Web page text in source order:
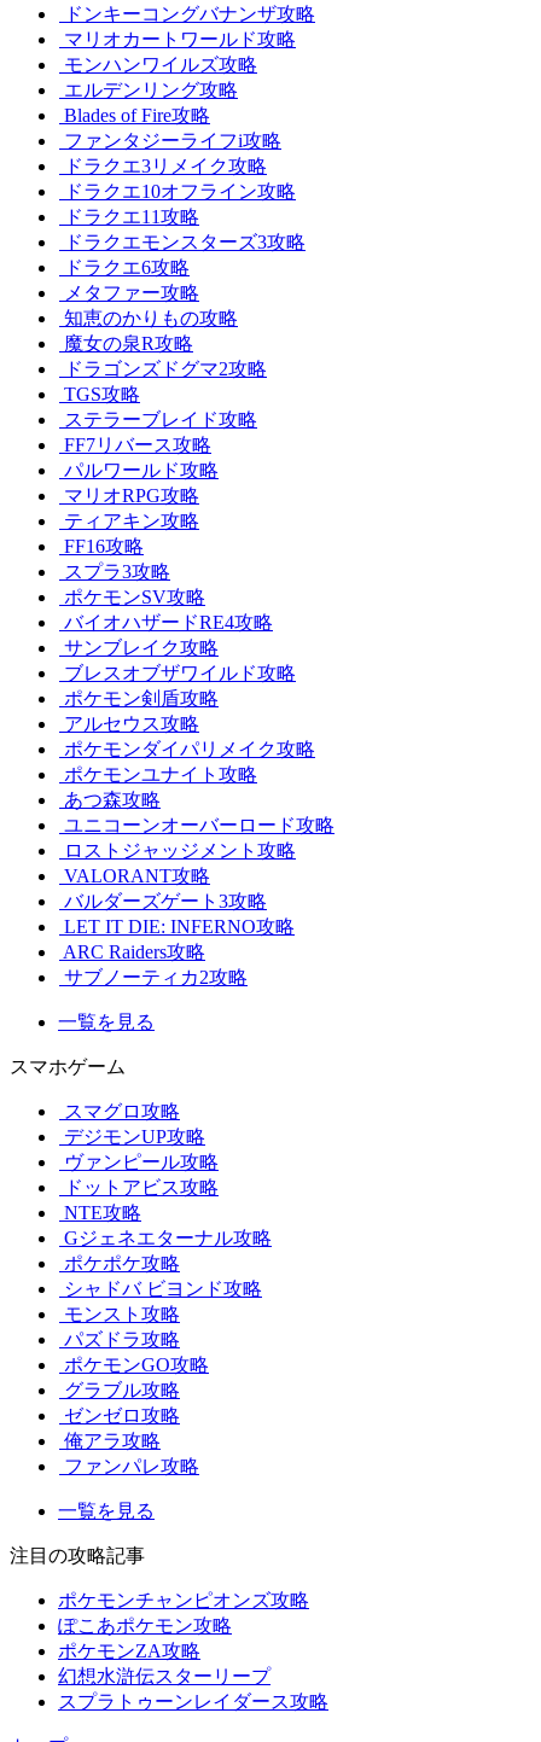
ドンキーコングバナンザ攻略
マリオカートワールド攻略
モンハンワイルズ攻略
エルデンリング攻略
Blades of Fire攻略
ファンタジーライフi攻略
ドラクエ3リメイク攻略
ドラクエ10オフライン攻略
ドラクエ11攻略
ドラクエモンスターズ3攻略
ドラクエ6攻略
メタファー攻略
知恵のかりもの攻略
魔女の泉R攻略
ドラゴンズドグマ2攻略
TGS攻略
ステラーブレイド攻略
FF7リバース攻略
パルワールド攻略
マリオRPG攻略
ティアキン攻略
FF16攻略
スプラ3攻略
ポケモンSV攻略
バイオハザードRE4攻略
サンブレイク攻略
ブレスオブザワイルド攻略
ポケモン剣盾攻略
アルセウス攻略
ポケモンダイパリメイク攻略
ポケモンユナイト攻略
あつ森攻略
ユニコーンオーバーロード攻略
ロストジャッジメント攻略
VALORANT攻略
バルダーズゲート3攻略
LET IT DIE: INFERNO攻略
ARC Raiders攻略
サブノーティカ2攻略
一覧を見る
スマホゲーム
スマグロ攻略
デジモンUP攻略
ヴァンピール攻略
ドットアビス攻略
NTE攻略
Gジェネエターナル攻略
ポケポケ攻略
シャドバ ビヨンド攻略
モンスト攻略
パズドラ攻略
ポケモンGO攻略
グラブル攻略
ゼンゼロ攻略
俺アラ攻略
ファンパレ攻略
一覧を見る
注目の攻略記事
ポケモンチャンピオンズ攻略
ぽこあポケモン攻略
ポケモンZA攻略
幻想水滸伝スターリープ
スプラトゥーンレイダース攻略